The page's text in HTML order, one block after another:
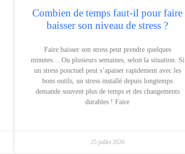
Combien de temps faut-il pour faire
baisser son niveau de stress ?
Faire baisser son stress peut prendre quelques
minutes… Ou plusieurs semaines, selon la situation. Si
un stress ponctuel peut s’apaiser rapidement avec les
bons outils, un stress installé depuis longtemps
demande souvent plus de temps et des changements
durables ! Faire
25 juillet 2026